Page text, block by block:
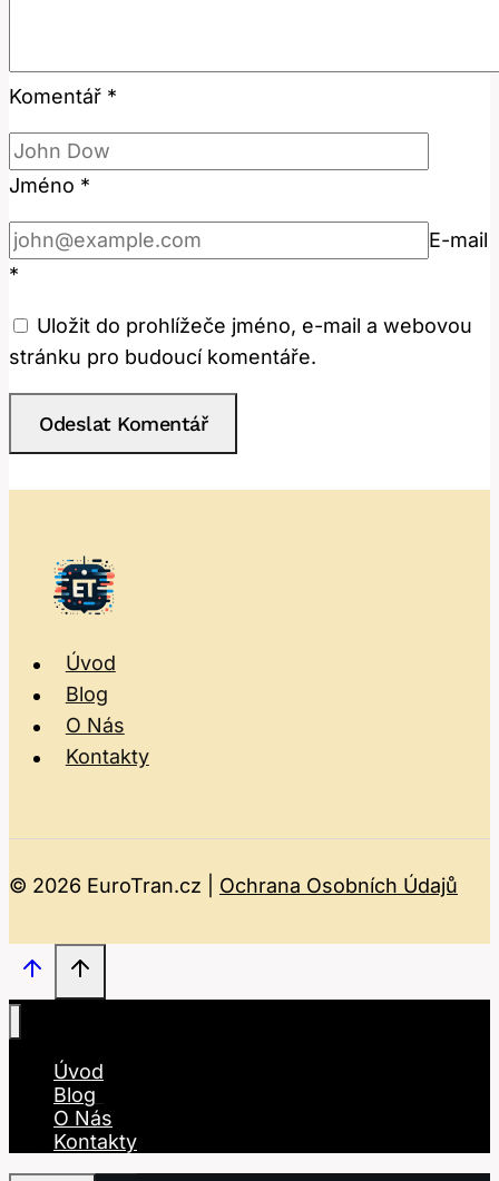
Komentář *
Jméno *
E-mail
*
Uložit do prohlížeče jméno, e-mail a webovou
stránku pro budoucí komentáře.
Úvod
Blog
O Nás
Kontakty
© 2026 EuroTran.cz | Ochrana Osobních Údajů
Úvod
Blog
O Nás
Kontakty